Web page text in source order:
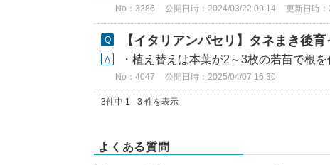
No：3286 公開日時：2024/03/22 09:14 更新日時
【イタリアンパセリ】タネまき後
・植え替えは本葉が2～3枚の若苗で根
No：4047 公開日時：2025/04/07 16:30
3件中 1 - 3 件を表示
よくある質問